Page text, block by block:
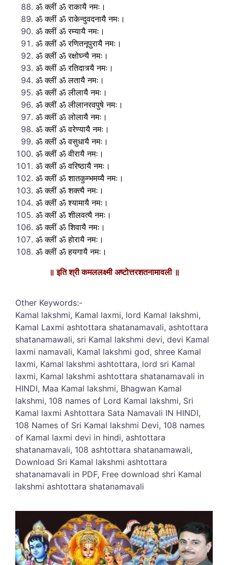
ॐ क्लीं ॐ राकायै नमः।
ॐ क्लीं ॐ राकेन्दुवदनायै नमः।
ॐ क्लीं ॐ रम्यायै नमः।
ॐ क्लीं ॐ रणितनूपुरायै नमः।
ॐ क्लीं ॐ रक्षोघ्न्यै नमः।
ॐ क्लीं ॐ रतिदात्र्यै नमः।
ॐ क्लीं ॐ लतायै नमः।
ॐ क्लीं ॐ लीलायै नमः।
ॐ क्लीं ॐ लीलानरवपुषे नमः।
ॐ क्लीं ॐ लोलायै नमः।
ॐ क्लीं ॐ वरेण्यायै नमः।
ॐ क्लीं ॐ वसुधायै नमः।
ॐ क्लीं ॐ वीरायै नमः।
ॐ क्लीं ॐ वरिष्ठायै नमः।
ॐ क्लीं ॐ शातकुम्भमय्यै नमः।
ॐ क्लीं ॐ शक्त्यै नमः।
ॐ क्लीं ॐ श्यामायै नमः।
ॐ क्लीं ॐ शीलवत्यै नमः।
ॐ क्लीं ॐ शिवायै नमः।
ॐ क्लीं ॐ होरायै नमः।
ॐ क्लीं ॐ हयगायै नमः।
॥ इति श्री कमललक्ष्मी अष्टोत्तरशतनामावली ॥
Other Keywords:-
Kamal lakshmi, Kamal laxmi, lord Kamal lakshmi,
Kamal Laxmi ashtottara shatanamavali, ashtottara
shatanamawali, sri Kamal lakshmi devi, devi Kamal
laxmi namavali, Kamal lakshmi god, shree Kamal
laxmi, Kamal lakshmi ashtottara, lord sri Kamal
laxmi, Kamal lakshmi ashtottara shatanamavali in
HINDI, Maa Kamal lakshmi, Bhagwan Kamal
lakshmi, 108 names of Lord Kamal lakshmi, Sri
Kamal laxmi Ashtottara Sata Namavali IN HINDI,
108 Names of Sri Kamal lakshmi Devi, 108 names
of Kamal laxmi devi in hindi, ashtottara
shatanamavali, 108 ashtottara shatanamawali,
Download Sri Kamal lakshmi ashtottara
shatanamavali in PDF, Free download shri Kamal
lakshmi ashtottara shatanamavali